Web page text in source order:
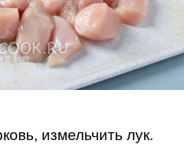
измельчить лук.